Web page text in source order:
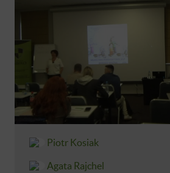
Piotr Kosiak
Agata Rajchel